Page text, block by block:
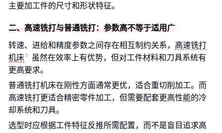
主要加工件的尺寸和形状特征。
二、高速铣打与普通铣打：参数高不等于适用广
转速、进给和精度参数之间存在相互制约关系， 高速铣打
机床
虽然在效率上有优势，但对工件材料和刀具系统有
更高要求。
普通铣打机床在刚性方面通常更优，适合重切削加工。而
高速铣打更适合精密零件加工，但需要配套更高性能的冷
却系统和刀具。
选型时应根据工件特征反推所需配置，而不是盲目追求高